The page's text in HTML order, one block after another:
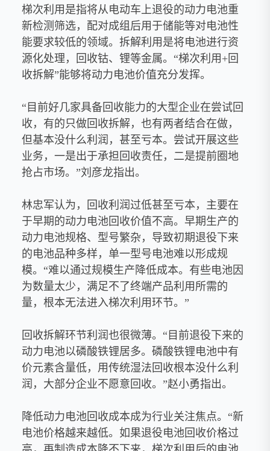
梯次利用是指将从电动车上退役的动力电池重
新检测筛选，配对成组后用于储能等对电池性
能要求较低的领域。拆解利用是将电池进行资
源化处理，回收钴、锂等金属。“梯次利用+回
收拆解”能够将动力电池价值充分发挥。
“目前好几家具备回收能力的大型企业在尝试回
收，有的只做回收拆解，也有两者结合在做，
但基本没什么利润，甚至亏本。尝试开展这些
业务，一是出于承担回收责任，二是提前圈地
抢占市场。”刘彦龙指出。
林忠军认为，回收利润过低甚至亏本，主要在
于早期的动力电池回收价值不高。早期生产的
动力电池规格、型号繁杂，导致初期退役下来
的电池品种多样，单一型号电池难以形成规
模。“难以通过规模生产降低成本。有些电池因
为数量太少，满足不了终端产品利用所需的
量，根本无法进入梯次利用环节。”
回收拆解环节利润也很微薄。“目前退役下来的
动力电池以磷酸铁锂居多。磷酸铁锂电池中有
价元素含量低，用传统湿法回收根本没什么利
润，大部分企业不愿意回收。”赵小勇指出。
降低动力电池回收成本成为行业关注焦点。“新
电池价格越来越低。如果退役电池回收价格过